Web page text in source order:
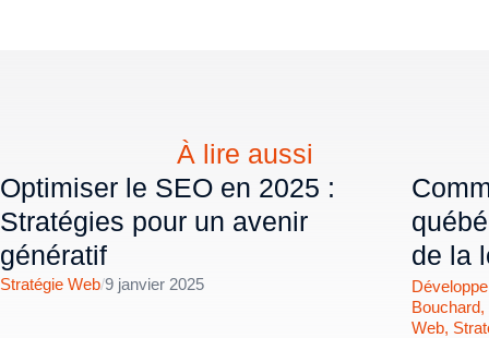
À lire aussi
Optimiser le SEO en 2025 :
Stratégies pour un avenir
génératif
Stratégie Web/9 janvier 2025
de la
Bouchard,
Web,